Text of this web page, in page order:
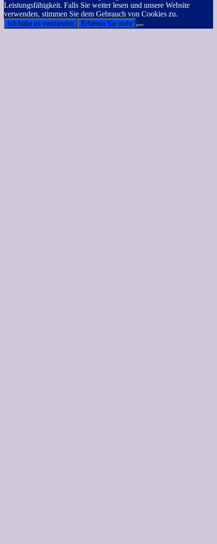
Leistungsfähigkeit. Falls Sie weiter lesen und unsere Website
verwenden, stimmen Sie dem Gebrauch von Cookies zu.
Ich habe es verstanden Erfahren Sie mehr